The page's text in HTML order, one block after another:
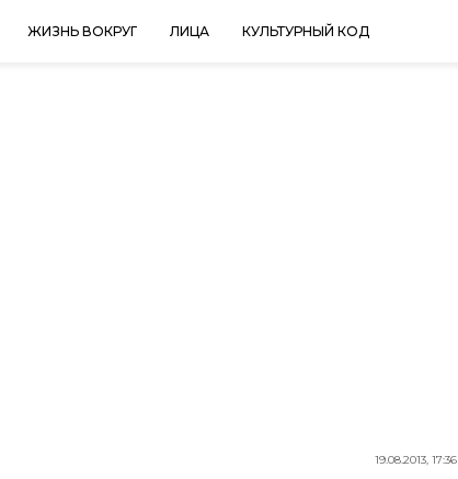
ЖИЗНЬ ВОКРУГ ЛИЦА КУЛЬТУРНЫЙ КОД
19.08.2013, 17:36